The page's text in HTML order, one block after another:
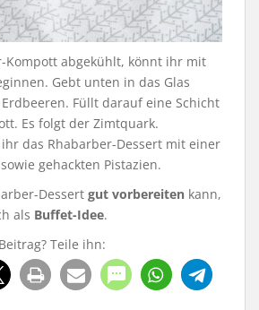
Kompott abgekühlt, könnt ihr mit
Gebt unten in das Glas
Füllt darauf eine Schicht
Es folgt der Zimtquark.
das Rhabarber-Dessert mit einer
gehackten Pistazien.
Dessert gut vorbereiten kann,
als Buffet-Idee.
Teile ihn: